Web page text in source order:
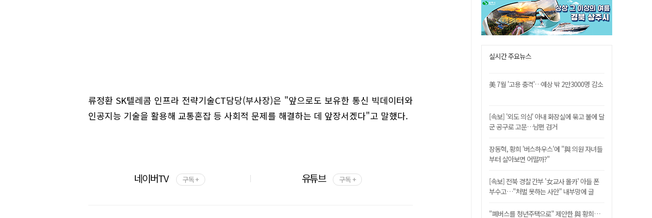
류정환 SK텔레콤 인프라 전략기술CT담당(부사장)은 "앞으로도 보유한 통신 빅데이터와
인공지능 기술을 활용해 교통혼잡 등 사회적 문제를 해결하는 데 앞장서겠다"고 말했다.
네이버TV 구독 + 유튜브 구독 +
실시간 주요뉴스
美 7월 '고용 충격'…예상 밖 2만3000명 감소
[속보] '외도 의심' 아내 화장실에 묶고 불에 달
군 공구로 고문…남편 검거
장동혁, 황희 '버스하우스'에 "與 의원 자녀들
부터 살아보면 어떨까?"
[속보] 전북 경찰 간부 '女교사 몰카' 아들 폰
부수고…"처벌 못하는 사안" 내부망에 글
"폐버스를 청년주택으로" 제안한 與 황희…